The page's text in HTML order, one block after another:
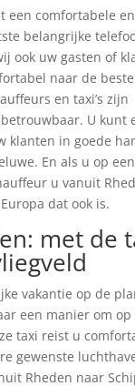
een comfortabele
belangrijke
ook uw gasten of
naar de
en taxi’s zijn
U kunt
klanten in goede
En als u op
u vanuit
dat ook is.
met de
vakantie op de
een manier om
taxi reist u
gewenste
Rheden naar